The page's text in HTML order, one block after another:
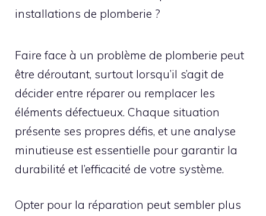
installations de plomberie ?
Faire face à un problème de plomberie peut
être déroutant, surtout lorsqu’il s’agit de
décider entre réparer ou remplacer les
éléments défectueux. Chaque situation
présente ses propres défis, et une analyse
minutieuse est essentielle pour garantir la
durabilité et l’efficacité de votre système.
Opter pour la réparation peut sembler plus